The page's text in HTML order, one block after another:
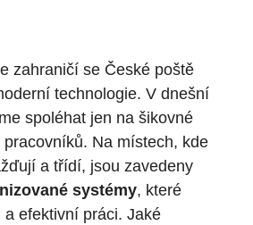
zahraničí se České poště
technologie. V dnešní
spoléhat jen na šikovné
Na místech, kde
a třídí, jsou zavedeny
systémy, které
efektivní práci. Jaké